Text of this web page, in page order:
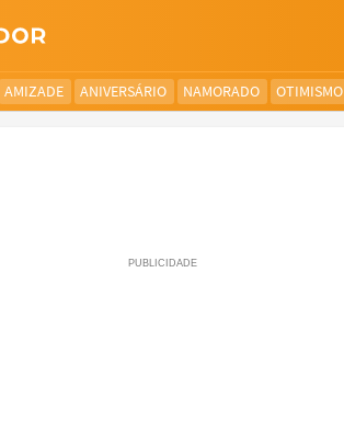
AMIZADE ANIVERSÁRIO NAMORADO OTIMISMO